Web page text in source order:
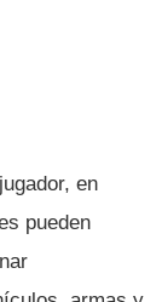
en
pueden